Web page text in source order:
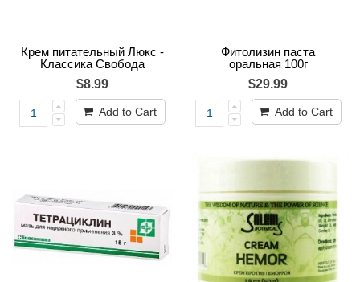
Крем питательный Люкс -
Классика Свобода
$8.99
Add to Cart
Фитолизин паста
оральная 100г
$29.99
Add to Cart